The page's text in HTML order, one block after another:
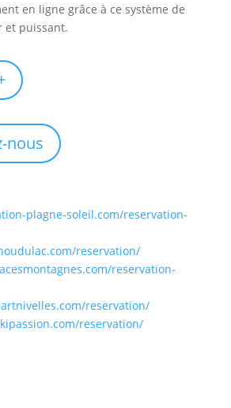
en ligne grâce à ce système de
et puissant.
nous
plagne-soleil.com/reservation-
reservation/
reservation-
reservation/
reservation/